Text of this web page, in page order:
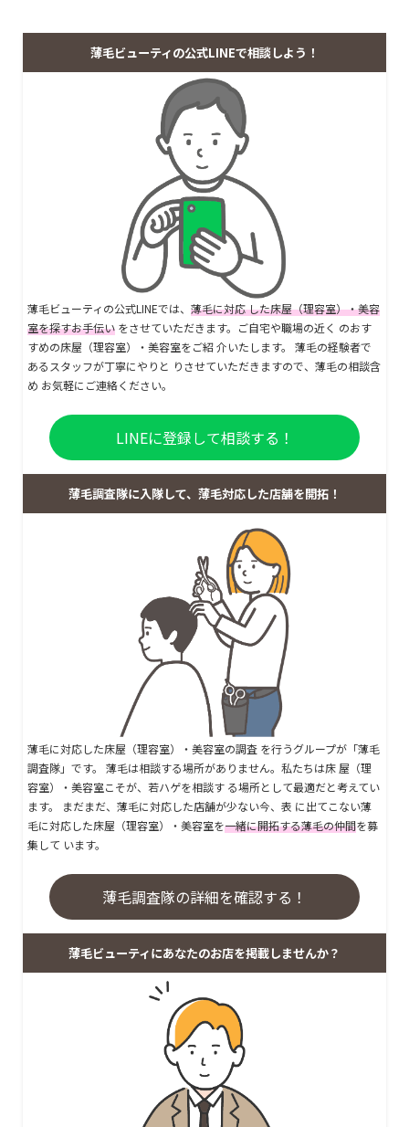
薄毛ビューティの公式LINEで相談しよう！
薄毛ビューティの公式LINEでは、 薄毛に対応 した床屋（理容室）・美容
室を探すお手伝い をさせていただきます。ご自宅や職場の近く のおす
すめの床屋（理容室）・美容室をご紹 介いたします。 薄毛の経験者で
あるスタッフが丁寧にやりと りさせていただきますので、薄毛の相談含
め お気軽にご連絡ください。
LINEに登録して相談する！
薄毛調査隊に入隊して、薄毛対応した店舗を開拓！
薄毛に対応した床屋（理容室）・美容室の調査 を行うグループが「薄毛
調査隊」です。 薄毛は相談する場所がありません。私たちは床 屋（理
容室）・美容室こそが、若ハゲを相談す る場所として最適だと考えてい
ます。 まだまだ、薄毛に対応した店舗が少ない今、表 に出てこない薄
毛に対応した床屋（理容室）・美容室を一緒に開拓する薄毛の仲間を募
集して います。
薄毛調査隊の詳細を確認する！
薄毛ビューティにあなたのお店を掲載しませんか？